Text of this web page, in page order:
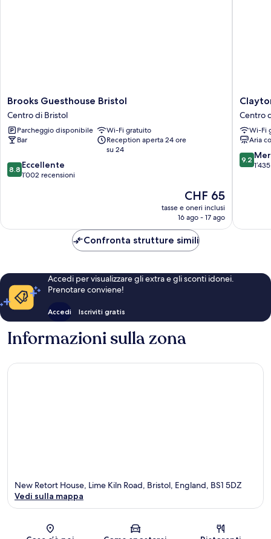
Brooks
Guesthouse
Bristol
Centro
di
Brooks Guesthouse Bristol
Centro di Bristol
Parcheggio disponibile
Wi-Fi gratuito
Bar
Reception aperta 24 ore
su 24
8.8
su
8.8 Eccellente
1’002 recensioni
Il
prezzo
attuale
CHF 65
CHF 65
tasse e oneri inclusi
16 ago - 17 ago
Clayton
Hotel
Bristol
City
Centro
di
Bristol
Centro
Wi-Fi
Aria
9.2
su
9.2
Confronta strutture simili
Accedi per visualizzare gli extra e gli sconti idonei.
Prenotare conviene!
Accedi Iscriviti gratis
Informazioni sulla zona
Mappa
New Retort House, Lime Kiln Road, Bristol, England, BS1 5DZ
Vedi sulla mappa